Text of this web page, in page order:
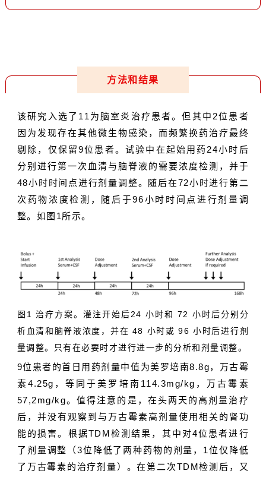
方法和结果
该研究入选了11为脑室炎治疗患者。但其中2位患者
因为发现存在其他微生物感染，而频繁换药治疗最终
剔除，仅保留9位患者。试验中在起始用药24小时后
分别进行第一次血清与脑脊液的需要浓度检测，并于
48小时时间点进行剂量调整。随后在72小时进行第二
次药物浓度检测，随后于96小时时间点进行剂量调
整。如图1所示。
图1 治疗方案。灌注开始后24 小时和 72 小时后分别分
析血清和脑脊液浓度，并在 48 小时或 96 小时后进行剂
量调整。只有在必要时才进行进一步的分析和剂量调整。
9位患者的首日用药剂量中值为美罗培南8.8g，万古霉
素4.25g，等同于美罗培南114.3mg/kg，万古霉素
57,2mg/kg。值得注意的是，在头两天的高剂量治疗
后，并没有观察到与万古霉素高剂量使用相关的肾功
能的损害。根据TDM检测结果，其中对4位患者进行
了剂量调整（3位降低了两种药物的剂量，1位仅降低
了万古霉素的治疗剂量）。在第二次TDM检测后，又